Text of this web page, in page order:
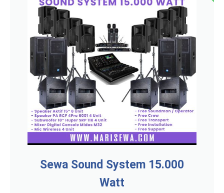
Sewa Sound System 15.000
Watt